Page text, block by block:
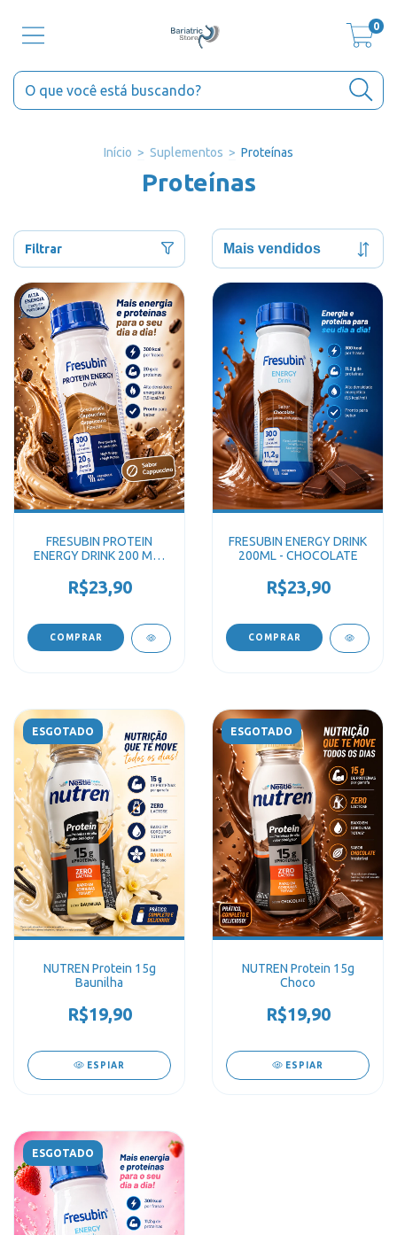
0
Início > Suplementos > Proteínas
Proteínas
Filtrar
FRESUBIN PROTEIN
ENERGY DRINK 200 ML -
R$23,90
FRESUBIN ENERGY DRINK
200ML - CHOCOLATE
R$23,90
ESGOTADO
NUTREN Protein 15g
Baunilha
R$19,90
ESPIAR
ESGOTADO
NUTREN Protein 15g
Choco
R$19,90
ESPIAR
ESGOTADO